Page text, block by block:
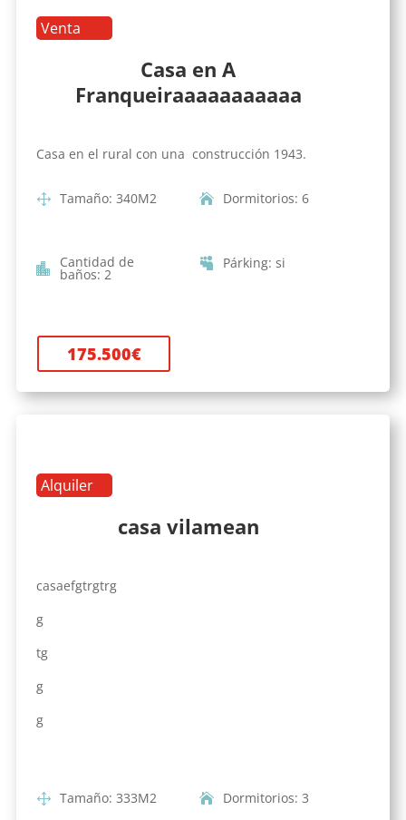
Venta
Casa en A
Franqueiraaaaaaaaaaa
Casa en el rural con una construcción 1943.
Tamaño: 340M2 Dormitorios: 6
Cantidad de
baños: 2
Párking: si
175.500€
Alquiler
casa vilamean
casaefgtrgtrg
g
tg
g
g
Tamaño: 333M2 Dormitorios: 3